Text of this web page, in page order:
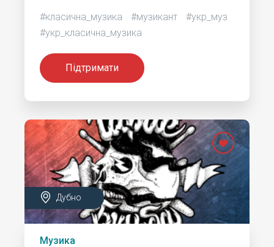
#класична_музика #музикант
#укр_муз
#укр_класична_музика
Підтримати
Дубно
Музика